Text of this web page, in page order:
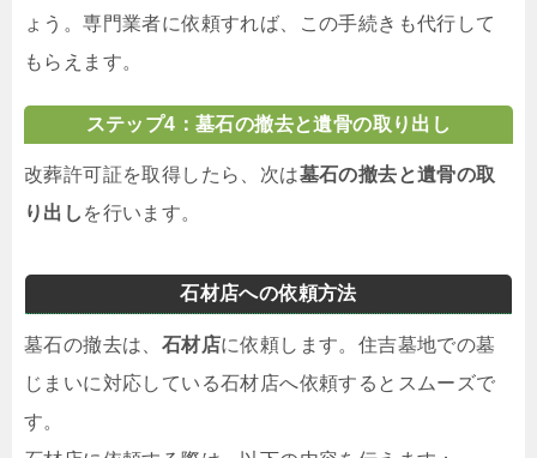
ょう。専門業者に依頼すれば、この手続きも代行して
もらえます。
ステップ4：墓石の撤去と遺骨の取り出し
改葬許可証を取得したら、次は墓石の撤去と遺骨の取
り出し を行います。
石材店への依頼方法
墓石の撤去は、 石材店に依頼します。住吉墓地での墓
じまいに対応している石材店へ依頼するとスムーズで
す。